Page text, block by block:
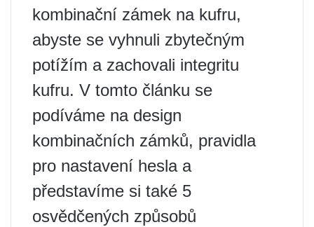
kombinační zámek na kufru,
abyste se vyhnuli zbytečným
potížím a zachovali integritu
kufru. V tomto článku se
podíváme na design
kombinačních zámků, pravidla
pro nastavení hesla a
představíme si také 5
osvědčených způsobů